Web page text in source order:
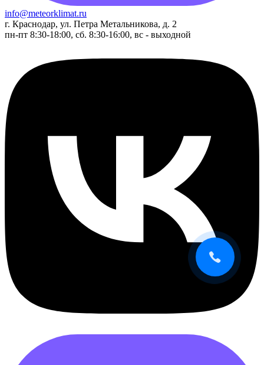
info@meteorklimat.ru
г. Краснодар, ул. Петра Метальникова, д. 2
пн-пт 8:30-18:00, сб. 8:30-16:00, вс - выходной